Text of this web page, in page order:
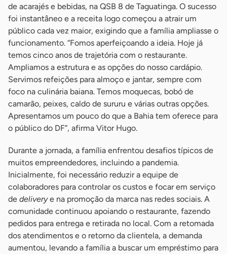
de acarajés e bebidas, na QSB 8 de Taguatinga. O sucesso
foi instantâneo e a receita logo começou a atrair um
público cada vez maior, exigindo que a família ampliasse o
funcionamento. “Fomos aperfeiçoando a ideia. Hoje já
temos cinco anos de trajetória com o restaurante.
Ampliamos a estrutura e as opções do nosso cardápio.
Servimos refeições para almoço e jantar, sempre com
foco na culinária baiana. Temos moquecas, bobó de
camarão, peixes, caldo de sururu e várias outras opções.
Apresentamos um pouco do que a Bahia tem oferece para
o público do DF”, afirma Vitor Hugo.
Durante a jornada, a família enfrentou desafios típicos de
muitos empreendedores, incluindo a pandemia.
Inicialmente, foi necessário reduzir a equipe de
colaboradores para controlar os custos e focar em serviço
de deliverye na promoção da marca nas redes sociais. A
comunidade continuou apoiando o restaurante, fazendo
pedidos para entrega e retirada no local. Com a retomada
dos atendimentos e o retorno da clientela, a demanda
aumentou, levando a família a buscar um empréstimo para